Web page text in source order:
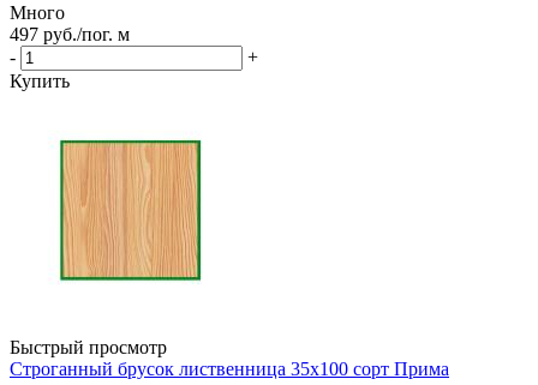
Много
497 руб./пог. м
-
+
Купить
Быстрый просмотр
Строганный брусок лиственница 35х100 сорт Прима